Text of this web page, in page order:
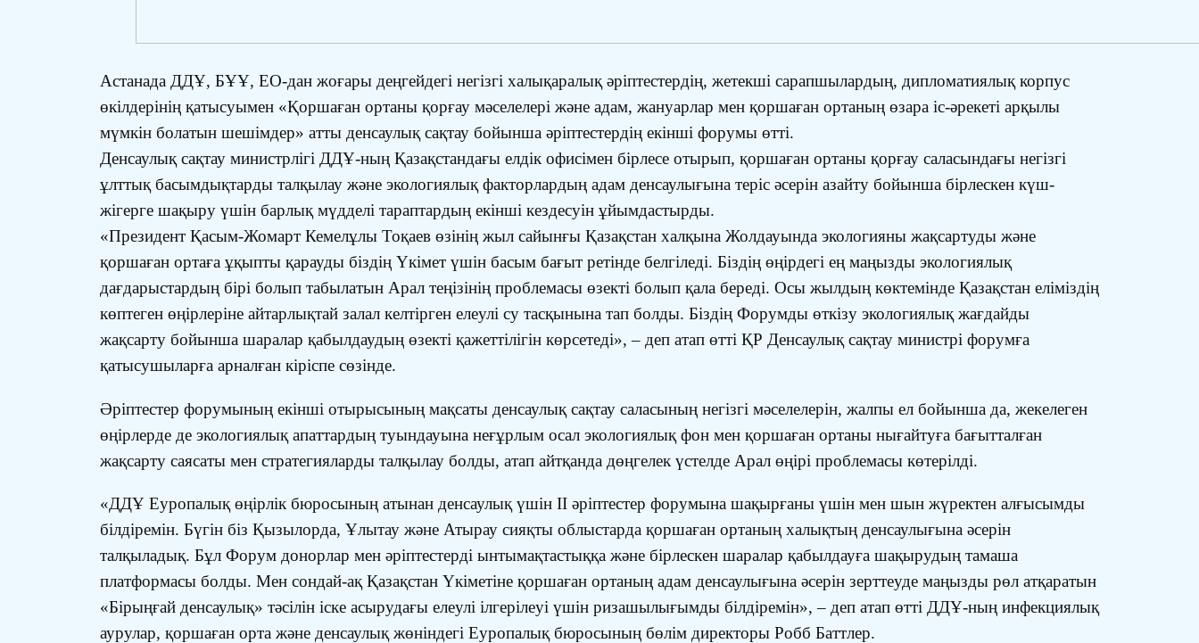
Астанада ДДҰ, БҰҰ, ЕО-дан жоғары деңгейдегі негізгі халықаралық әріптестердің, жетекші сарапшылардың, дипломатиялық корпус
өкілдерінің қатысуымен «Қоршаған ортаны қорғау мәселелері және адам, жануарлар мен қоршаған ортаның өзара іс-әрекеті арқылы
мүмкін болатын шешімдер» атты денсаулық сақтау бойынша әріптестердің екінші форумы өтті.
Денсаулық сақтау министрлігі ДДҰ-ның Қазақстандағы елдік офисімен бірлесе отырып, қоршаған ортаны қорғау саласындағы негізгі
ұлттық басымдықтарды талқылау және экологиялық факторлардың адам денсаулығына теріс әсерін азайту бойынша бірлескен күш-
жігерге шақыру үшін барлық мүдделі тараптардың екінші кездесуін ұйымдастырды.
«Президент Қасым-Жомарт Кемелұлы Тоқаев өзінің жыл сайынғы Қазақстан халқына Жолдауында экологияны жақсартуды және
қоршаған ортаға ұқыпты қарауды біздің Үкімет үшін басым бағыт ретінде белгіледі. Біздің өңірдегі ең маңызды экологиялық
дағдарыстардың бірі болып табылатын Арал теңізінің проблемасы өзекті болып қала береді. Осы жылдың көктемінде Қазақстан еліміздің
көптеген өңірлеріне айтарлықтай залал келтірген елеулі су тасқынына тап болды. Біздің Форумды өткізу экологиялық жағдайды
жақсарту бойынша шаралар қабылдаудың өзекті қажеттілігін көрсетеді», – деп атап өтті ҚР Денсаулық сақтау министрі форумға
қатысушыларға арналған кіріспе сөзінде.
Әріптестер форумының екінші отырысының мақсаты денсаулық сақтау саласының негізгі мәселелерін, жалпы ел бойынша да, жекелеген
өңірлерде де экологиялық апаттардың туындауына неғұрлым осал экологиялық фон мен қоршаған ортаны нығайтуға бағытталған
жақсарту саясаты мен стратегияларды талқылау болды, атап айтқанда дөңгелек үстелде Арал өңірі проблемасы көтерілді.
«ДДҰ Еуропалық өңірлік бюросының атынан денсаулық үшін II әріптестер форумына шақырғаны үшін мен шын жүректен алғысымды
білдіремін. Бүгін біз Қызылорда, Ұлытау және Атырау сияқты облыстарда қоршаған ортаның халықтың денсаулығына әсерін
талқыладық. Бұл Форум донорлар мен әріптестерді ынтымақтастыққа және бірлескен шаралар қабылдауға шақырудың тамаша
платформасы болды. Мен сондай-ақ Қазақстан Үкіметіне қоршаған ортаның адам денсаулығына әсерін зерттеуде маңызды рөл атқаратын
«Бірыңғай денсаулық» тәсілін іске асырудағы елеулі ілгерілеуі үшін ризашылығымды білдіремін», – деп атап өтті ДДҰ-ның инфекциялық
аурулар, қоршаған орта және денсаулық жөніндегі Еуропалық бюросының бөлім директоры Робб Баттлер.